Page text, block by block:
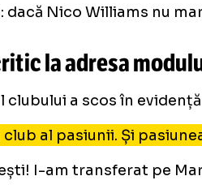
dacă Nico Williams nu
la adresa
clubului a scos în
club al pasiunii. Și
I-am transferat pe